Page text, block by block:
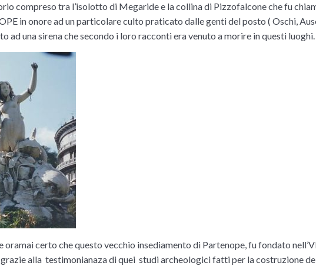
compreso tra l’isolotto di Megaride e la collina di Pizzofalconeche fu
in onore ad un particolare culto praticato dalle genti del posto ( Oschi,
ad una sirena che secondo i loro racconti era venuto a morire in questi luoghi.
oramai certo che questo vecchio insediamento di Partenope, fu fondato
grazie alla testimonianaza di quei studi archeologici fatti per la costruzione